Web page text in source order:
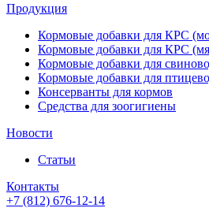
Продукция
Кормовые добавки для КРС
Кормовые добавки для КРС
Кормовые добавки для
Кормовые добавки для
Консерванты для кормов
Средства для зоогигиены
Новости
Статьи
Контакты
+7 (812) 676-12-14